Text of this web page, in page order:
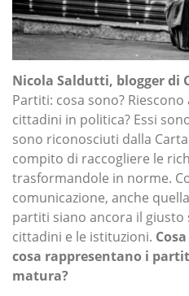
Nicola Saldutti, blogger di
Partiti: cosa sono?
cittadini in politica? Essi
sono riconosciuti dalla
compito di raccogliere le
trasformandole in norme.
comunicazione, anche
partiti siano ancora il
cittadini e le istituzioni.
cosa rappresentano i
matura?